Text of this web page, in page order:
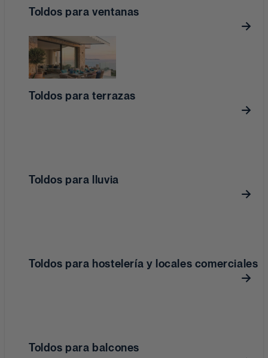
Toldos para ventanas
Toldos para terrazas
Toldos para lluvia
Toldos para hostelería y locales comerciales
Toldos para balcones